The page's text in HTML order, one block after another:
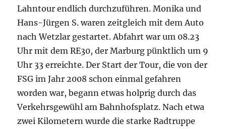
Lahntour endlich durchzuführen. Monika und
Hans-Jürgen S. waren zeitgleich mit dem Auto
nach Wetzlar gestartet. Abfahrt war um 08.23
Uhr mit dem RE30, der Marburg pünktlich um 9
Uhr 33 erreichte. Der Start der Tour, die von der
FSG im Jahr 2008 schon einmal gefahren
worden war, begann etwas holprig durch das
Verkehrsgewühl am Bahnhofsplatz. Nach etwa
zwei Kilometern wurde die starke Radtruppe